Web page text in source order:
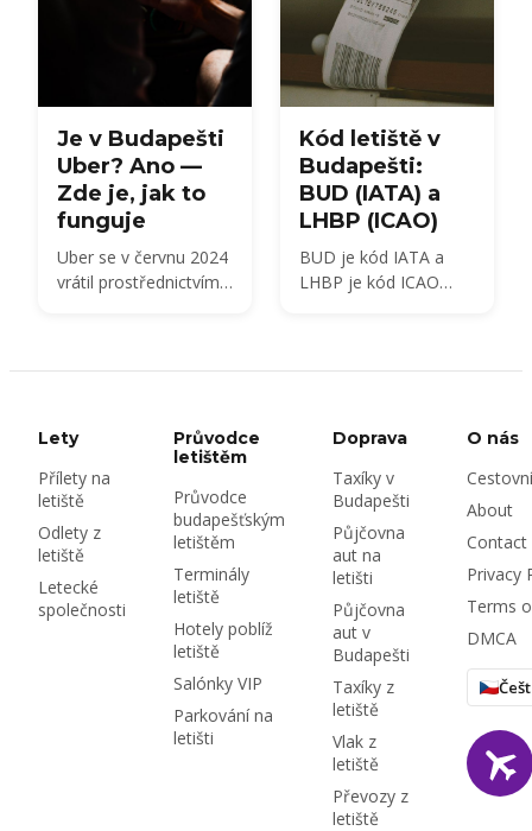
Je v Budapešti
Uber? Ano —
Zde je, jak to
funguje
Uber se v červnu 2024
vrátil prostřednictvím
letiště a Bolt.
Kód letiště v
Budapešti:
BUD (IATA) a
LHBP (ICAO)
BUD je kód IATA a
LHBP je kód ICAO
je vysvětlení, co
znamenají, kde je
uvidíš a kolik letišť má
Budapešť opravdu.
Lety
Přílety na
letiště
Odlety z
letiště
Letecké
společnosti
Průvodce
letištěm
Průvodce
budapešťským
letištěm
Terminály
letiště
Hotely poblíž
letiště
Salónky VIP
Parkování na
letišti
Doprava
Taxíky v
Budapešti
Půjčovna
aut na
letišti
Půjčovna
aut v
Budapešti
Taxíky z
letiště
Vlak z
letiště
Převozy z
letiště
O nás
About
Contact
Privacy
Terms
DMCA